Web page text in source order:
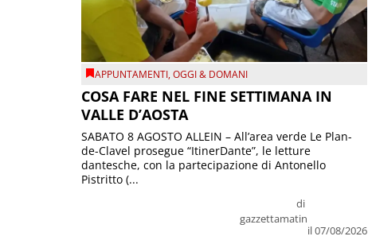
APPUNTAMENTI,OGGI & DOMANI
COSA FARE NEL FINE SETTIMANA IN
VALLE D’AOSTA
di
gazzettamatin
il 07/08/2026
SABATO 8 AGOSTO ALLEIN – All’area verde Le Plan-
de-Clavel prosegue “ItinerDante”, le letture
dantesche, con la partecipazione di Antonello
Pistritto (...